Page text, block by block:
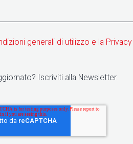
generali di utilizzo e la
Iscriviti alla Newsletter.